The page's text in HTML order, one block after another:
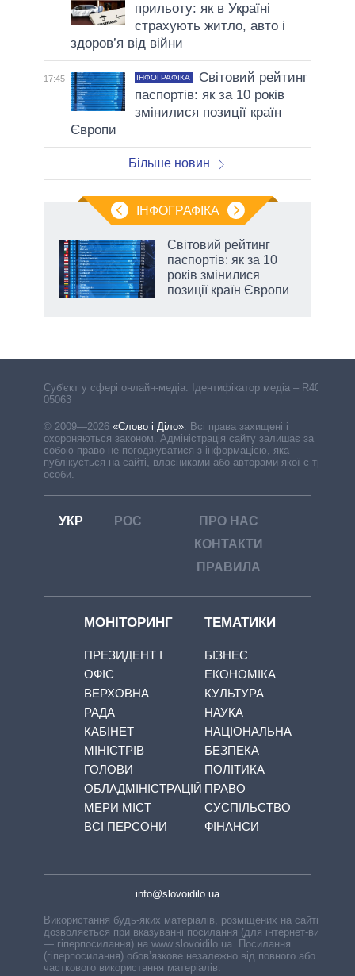
прильоту: як в Україні
страхують житло, авто і
здоров’я від війни
17:45 ІНФОГРАФІКА
Світовий рейтинг
паспортів: як за 10 років
змінилися позиції країн
Європи
Більше новин
ІНФОГРАФІКА
Світовий рейтинг
паспортів: як за 10
років змінилися
позиції країн Європи
Cуб'єкт у сфері онлайн-медіа. Ідентифікатор медіа – R40-
05063
© 2009—2026 «Слово і Діло». Всі права захищені і
охороняються законом. Адміністрація сайту залишає за
собою право не погоджуватися з інформацією, яка
публікується на сайті, власниками або авторами якої є треті
особи.
УКР РОС
ПРО НАС
КОНТАКТИ
ПРАВИЛА
МОНІТОРИНГ
ПРЕЗИДЕНТ І
ОФІС
ВЕРХОВНА
РАДА
КАБІНЕТ
МІНІСТРІВ
ГОЛОВИ
ОБЛАДМІНІСТРАЦІЙ
МЕРИ МІСТ
ВСІ ПЕРСОНИ
ТЕМАТИКИ
БІЗНЕС
ЕКОНОМІКА
КУЛЬТУРА
НАУКА
НАЦІОНАЛЬНА
БЕЗПЕКА
ПОЛІТИКА
ПРАВО
СУСПІЛЬСТВО
ФІНАНСИ
info@slovoidilo.ua
Використання будь-яких матеріалів, розміщених на сайті,
дозволяється при вказуванні посилання (для інтернет-видань
— гіперпосилання) на www.slovoidilo.ua. Посилання
(гіперпосилання) обов’язкове незалежно від повного або
часткового використання матеріалів.